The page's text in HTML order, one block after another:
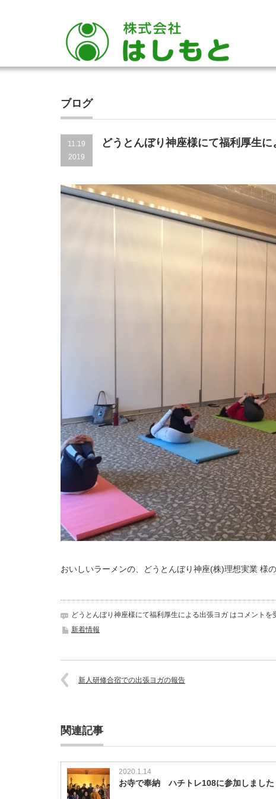
ブログ
11.19
2019
どうとんぼり神座様にて福利厚生
おいしいラーメンの、どうとんぼり神座(株)理想実業 様
どうとんぼり神座様にて福利厚生による出張ヨガ はコメントを
新着情報
新人研修合宿での出張ヨガの報告
関連記事
2020.1.14
お寺で奉納 ハチトレ108に参加しました